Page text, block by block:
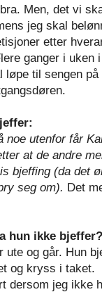
Men, det vi
jeg skal
etter
ganger i uken
løpe til sengen
noe utenfor får
at de andre
bjeffing (da det
seg om). Det
hun ikke bjeffer?
ute og går. Hun
og kryss i taket.
dersom jeg ikke